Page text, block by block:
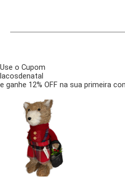
Use o Cupom
lacosdenatal
e ganhe 12% OFF na sua primeira